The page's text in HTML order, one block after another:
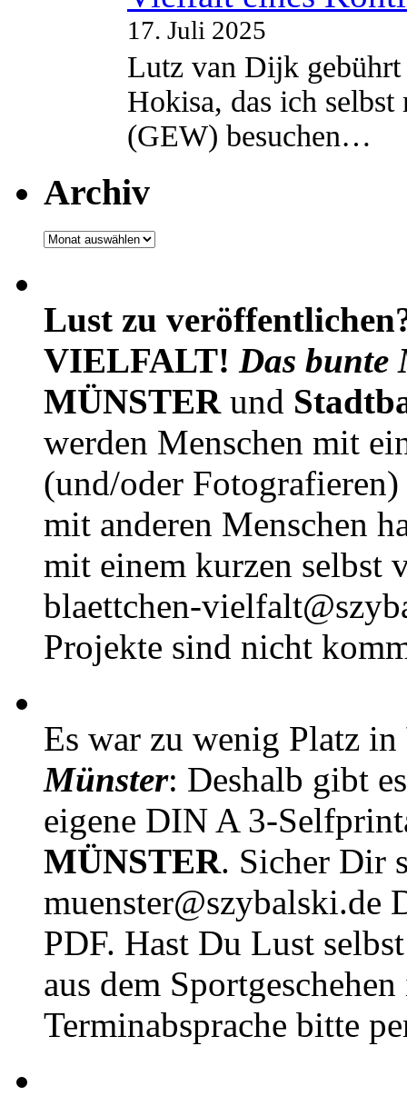
17. Juli 2025
Lutz van Dijk
Hokisa, das ich
(GEW) besuchen…
Archiv
Archiv
Lust zu
VIELFALT! Das bunte
MÜNSTERund
werden Menschen mit
(und/oder
mit anderen Menschen
mit einem kurzen selbst
blaettchen-
Projekte sind nicht
Es war zu wenig Platz in
Münster: Deshalb gibt
eigene DIN A 3-
MÜNSTER. Sicher Dir
muenster@szybalski.de
PDF. Hast Du Lust
aus dem
Terminabsprache bitte